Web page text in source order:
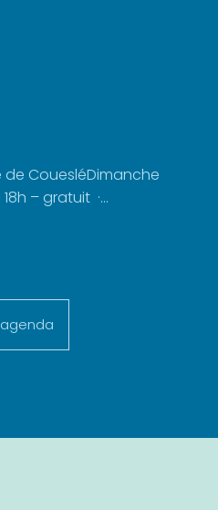
de CouesléDimanche
– gratuit ·...